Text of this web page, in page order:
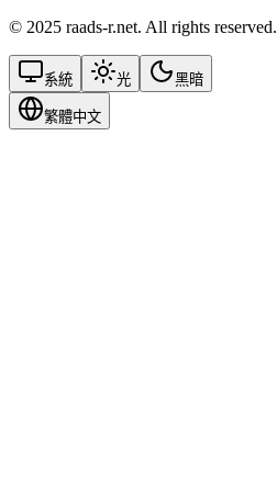
© 2025 raads-r.net. All rights reserved.
系統 光 黑暗
繁體中文